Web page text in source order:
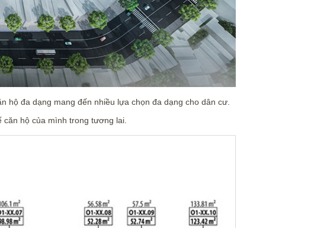
hộ đa dạng mang đến nhiều lựa chọn đa dạng cho dân cư.
hộ của mình trong tương lai.